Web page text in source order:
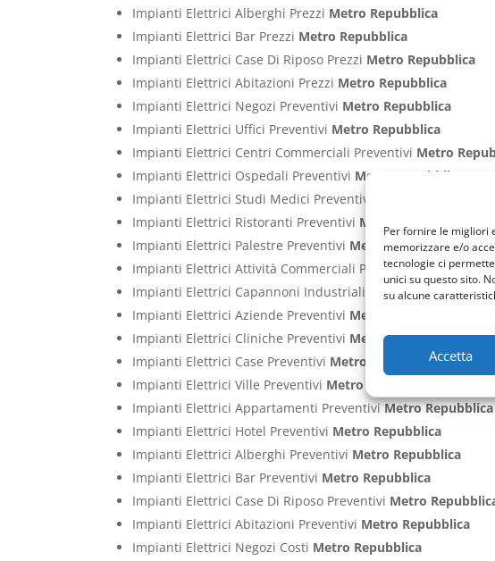
Per fornire le migliori
memorizzare e/o
tecnologie ci
unici su questo sito.
su alcune
Accetta
Impianti Elettrici Alberghi Prezzi Metro Repubblica
Impianti Elettrici Bar Prezzi Metro Repubblica
Impianti Elettrici Case Di Riposo Prezzi Metro Repubblica
Impianti Elettrici Abitazioni Prezzi Metro Repubblica
Impianti Elettrici Negozi Preventivi Metro Repubblica
Impianti Elettrici Uffici Preventivi Metro Repubblica
Impianti Elettrici Centri Commerciali Preventivi Metro
Impianti Elettrici Ospedali Preventivi Metro Repubblica
Impianti Elettrici Studi Medici Preventivi
Impianti Elettrici Ristoranti Preventivi Metro Repubblica
Impianti Elettrici Palestre Preventivi Metro Repubblica
Impianti Elettrici Attività Commerciali PreventiviMetro
Impianti Elettrici Capannoni Industriali Preventivi Metro
Impianti Elettrici Aziende Preventivi Metro Repubblica
Impianti Elettrici Cliniche Preventivi Metro Repubblica
Impianti Elettrici Case Preventivi Metro Repubblica
Impianti Elettrici Ville Preventivi Metro Repubblica
Impianti Elettrici Appartamenti PreventiviMetro Repubblica
Impianti Elettrici Hotel Preventivi Metro Repubblica
Impianti Elettrici Alberghi Preventivi Metro Repubblica
Impianti Elettrici Bar Preventivi Metro Repubblica
Impianti Elettrici Case Di Riposo Preventivi Metro
Impianti Elettrici Abitazioni Preventivi Metro Repubblica
Impianti Elettrici Negozi Costi Metro Repubblica